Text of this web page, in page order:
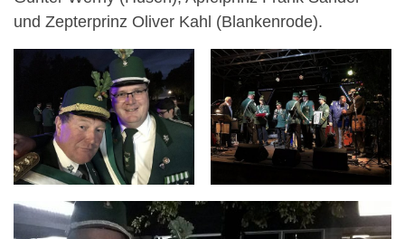
und Zepterprinz Oliver Kahl (Blankenrode).